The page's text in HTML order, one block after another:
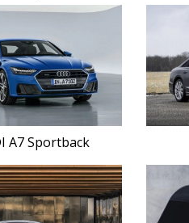
A7 Sportback